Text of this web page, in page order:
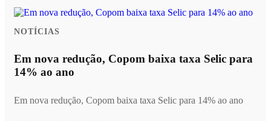
NOTÍCIAS
Em nova redução, Copom baixa taxa Selic para
14% ao ano
Em nova redução, Copom baixa taxa Selic para 14% ao ano